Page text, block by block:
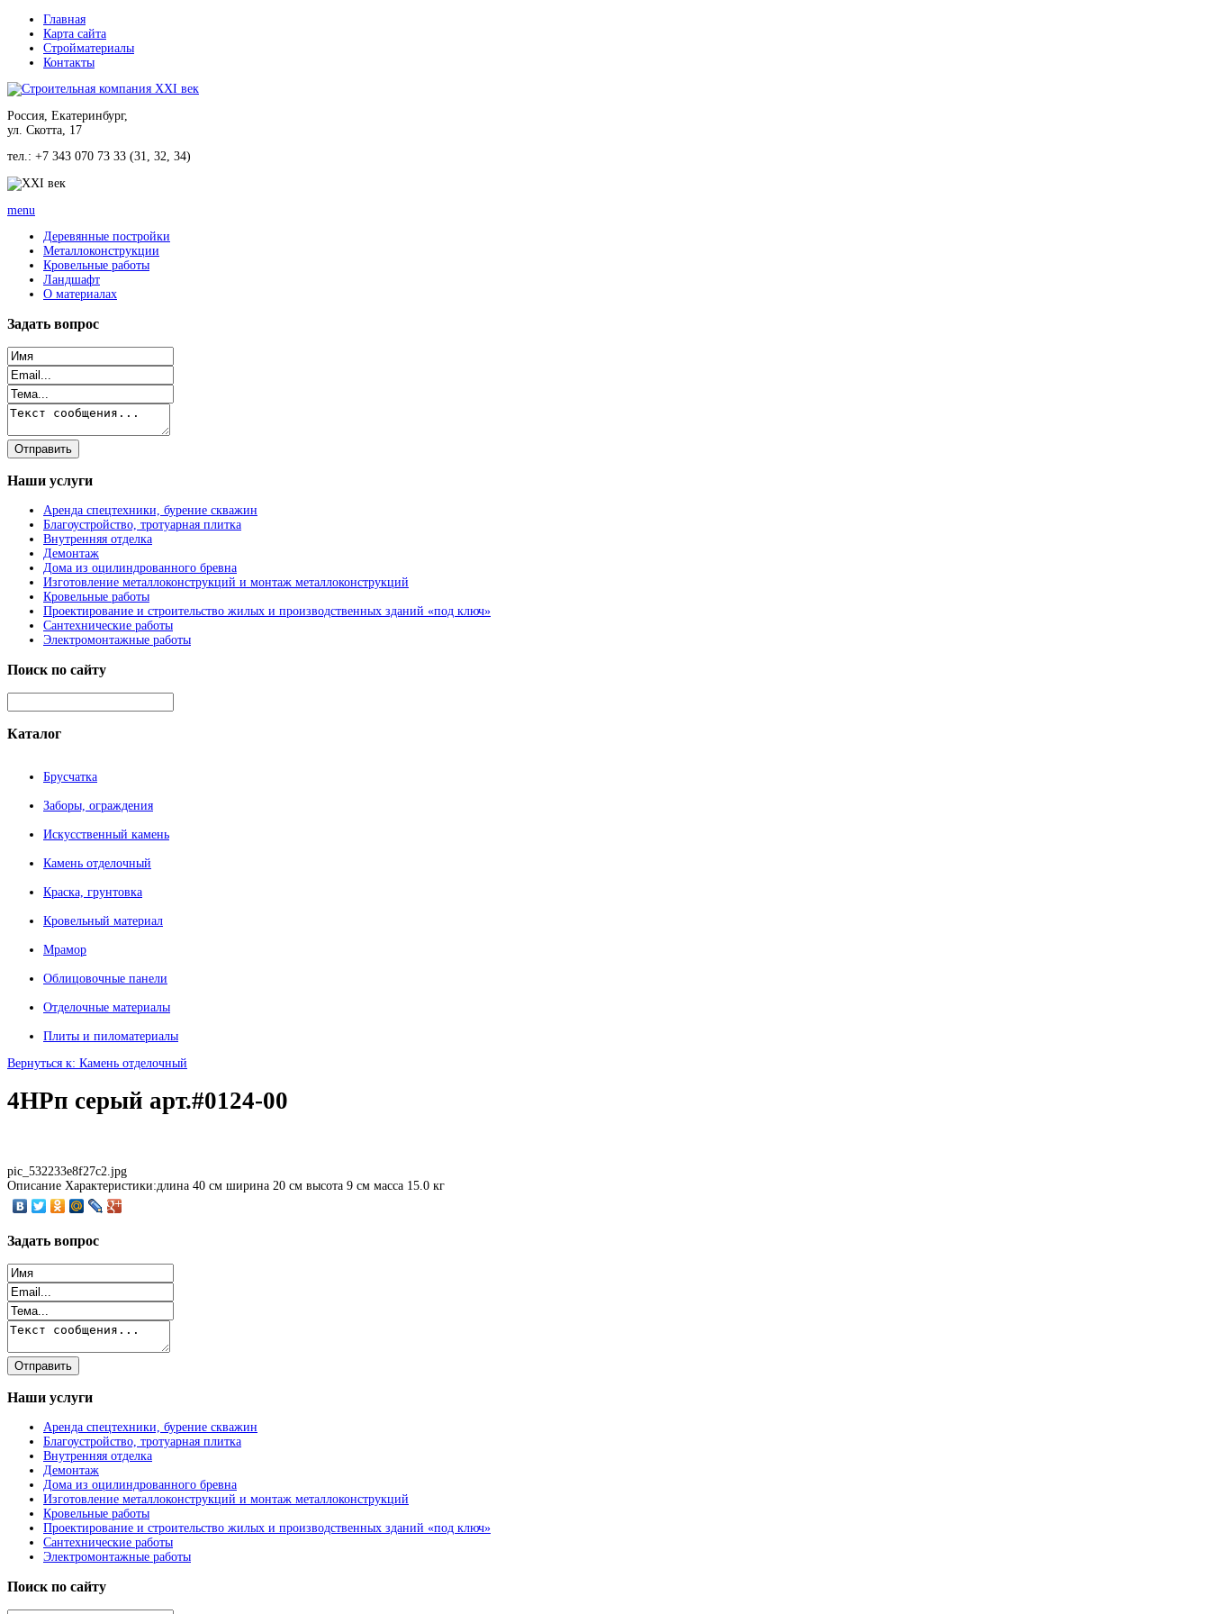
Главная
Карта сайта
Стройматериалы
Контакты
Россия, Екатеринбург,
ул. Скотта, 17
тел.: +7 343 070 73 33 (31, 32, 34)
menu
Деревянные постройки
Металлоконструкции
Кровельные работы
Ландшафт
О материалах
Задать вопрос
Наши услуги
Аренда спецтехники, бурение скважин
Благоустройство, тротуарная плитка
Внутренняя отделка
Демонтаж
Дома из оцилиндрованного бревна
Изготовление металлоконструкций и монтаж металлоконструкций
Кровельные работы
Проектирование и строительство жилых и производственных зданий «под ключ»
Сантехнические работы
Электромонтажные работы
Поиск по сайту
Каталог
Брусчатка
Заборы, ограждения
Искусственный камень
Камень отделочный
Краска, грунтовка
Кровельный материал
Мрамор
Облицовочные панели
Отделочные материалы
Плиты и пиломатериалы
Вернуться к: Камень отделочный
4НРп серый арт.#0124-00
pic_532233e8f27c2.jpg
Описание Характеристики:длина 40 см ширина 20 см высота 9 см масса 15.0 кг
Задать вопрос
Наши услуги
Аренда спецтехники, бурение скважин
Благоустройство, тротуарная плитка
Внутренняя отделка
Демонтаж
Дома из оцилиндрованного бревна
Изготовление металлоконструкций и монтаж металлоконструкций
Кровельные работы
Проектирование и строительство жилых и производственных зданий «под ключ»
Сантехнические работы
Электромонтажные работы
Поиск по сайту